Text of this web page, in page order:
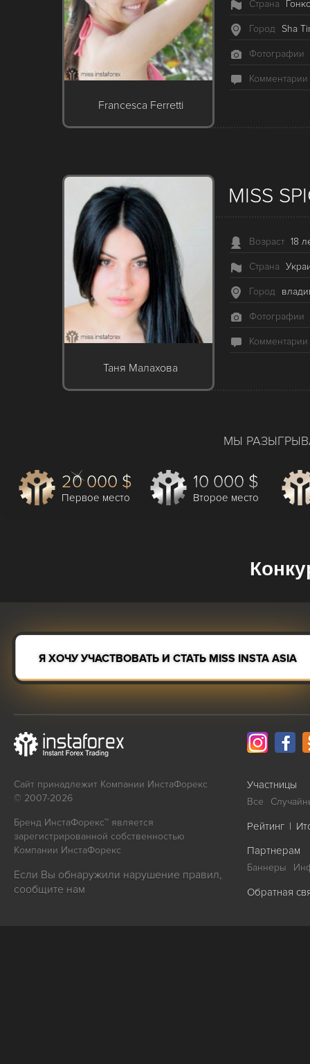
Francesca Ferretti
Страна
Город Sha
Фотографии
Комментарии
MISS
Таня Малахова
Возраст 18
Страна
Город
Фотографии
Комментарии
МЫ
20 000 $
Первое место
10 000 $
Второе место
Я ХОЧУ УЧАСТВОВАТЬ И СТАТЬ MISS INSTA ASIA
Сайт принадлежит Компании ИнстаФорекс
© 2007-2026
Бренд ИнстаФорекс™ является
зарегистрированной собственностью
Компании ИнстаФорекс
Если Вы обнаружили нарушение правил,
сообщите нам
Участницы
Все
Рейтинг |
Партнерам
Баннеры
Обратная